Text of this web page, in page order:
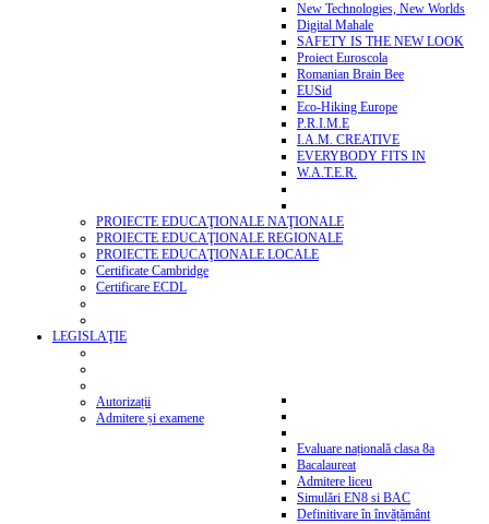
New Technologies, New Worlds
Digital Mahale
SAFETY IS THE NEW LOOK
Proiect Euroscola
Romanian Brain Bee
EUSid
Eco-Hiking Europe
P.R.I.M.E
I.A.M. CREATIVE
EVERYBODY FITS IN
W.A.T.E.R.
PROIECTE EDUCAŢIONALE NAŢIONALE
PROIECTE EDUCAŢIONALE REGIONALE
PROIECTE EDUCAŢIONALE LOCALE
Certificate Cambridge
Certificare ECDL
LEGISLAŢIE
Autorizații
Admitere și examene
Evaluare națională clasa 8a
Bacalaureat
Admitere liceu
Simulări EN8 si BAC
Definitivare în învățământ